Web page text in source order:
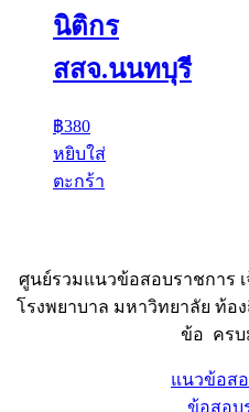
นิติกร
สสจ.นนทบุรี
฿380
หยิบใส่
ตะกร้า
ศูนย์รวมแนวข้อสอบราชการ
โรงพยาบาล มหาวิทยาลัย ท้อ
ข้อ ครบ
แนวข้อส
ข้อสอบ